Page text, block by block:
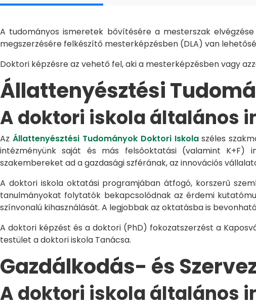
A tudományos ismeretek bővítésére a mesterszak
megszerzésére felkészítő mesterképzésben (DLA) van
Doktori képzésre az vehető fel, aki a mesterképzésben vagy
Állattenyésztési
A doktori iskola általános
Az Állattenyésztési Tudományok Doktori Iskolaszéles
intézményünk saját és más felsőoktatási (valamint K+F)
szakembereket ad a gazdasági szférának, az innovációs
A doktori iskola oktatási programjában átfogó, korszerű
tanulmányokat folytatók bekapcsolódnak az érdemi
színvonalú kihasználását. A legjobbak az oktatásba is
A doktori képzést és a doktori (PhD) fokozatszerzést a
testület a doktori iskola Tanácsa.
Gazdálkodás- és
A doktori iskola általános